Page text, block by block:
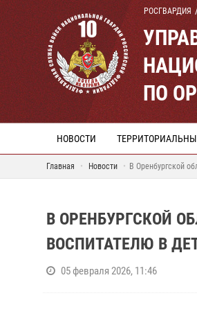
РОСГВАРДИЯ
ПО
НОВОСТИ
Главная Новости В Оренбургской
В ОРЕНБУРГСКОЙ
ВОСПИТАТЕЛЮ В
05 февраля 2026, 11:46